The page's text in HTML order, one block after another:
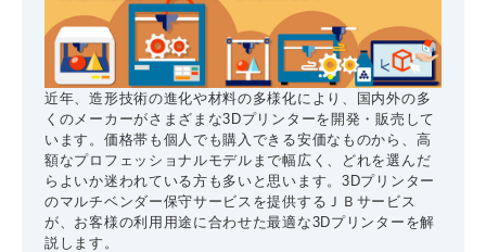
近年、造形技術の進化や材料の多様化により、国内外の多
くのメーカーがさまざまな3Dプリンターを開発・販売して
います。価格帯も個人でも購入できる安価なものから、高
額なプロフェッショナルモデルまで幅広く、どれを選んだ
らよいか迷われている方も多いと思います。3Dプリンター
のマルチベンダー保守サービスを提供するＪＢサービス
が、お客様の利用用途に合わせた最適な3Dプリンターを解
説します。